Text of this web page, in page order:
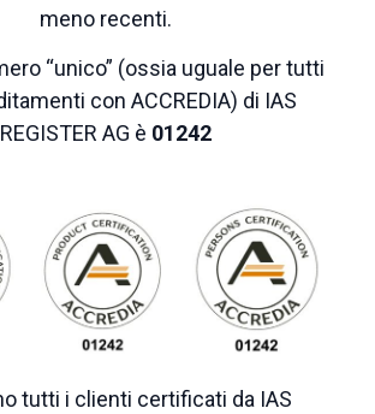
meno recenti.
“unico” (ossia uguale per tutti
con ACCREDIA) di IAS
REGISTER AG è 01242
tutti i clienti certificati da IAS